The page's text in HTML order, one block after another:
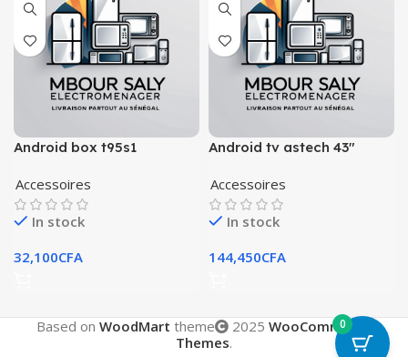
Android box t95s1
Accessoires
In stock
32,100CFA
Android tv astech 43″
Accessoires
In stock
144,450CFA
Based on WoodMart theme 2025 WooCommerce
Themes.
0